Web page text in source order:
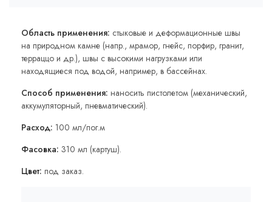
Область применения: стыковые и деформационные швы
на природном камне (напр., мрамор, гнейс, порфир, гранит,
терраццо и др.), швы с высокими нагрузками или
находящиеся под водой, например, в бассейнах.
Способ применения: наносить пистолетом (механический,
аккумуляторный, пневматический).
Расход: 100 мл/пог.м
Фасовка: 310 мл (картуш).
Цвет: под заказ.